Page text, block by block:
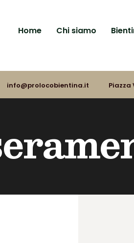
Home Chi siamo
info@prolocobientina.it Piazza